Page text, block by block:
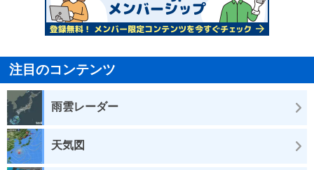
注目のコンテンツ
雨雲レーダー
天気図